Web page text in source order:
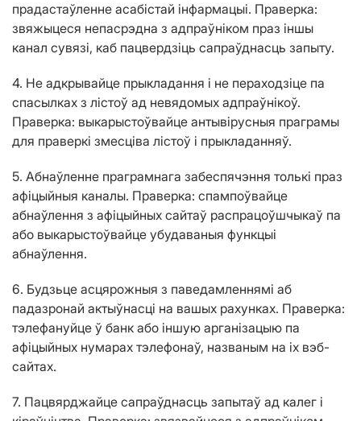
прадастаўленне асабістай інфармацыі. Праверка:
звяжыцеся непасрэдна з адпраўніком праз іншы
канал сувязі, каб пацвердзіць сапраўднасць запыту.
4. Не адкрывайце прыкладання і не пераходзіце па
спасылках з лістоў ад невядомых адпраўнікоў.
Праверка: выкарыстоўвайце антывірусныя праграмы
для праверкі змесціва лістоў і прыкладанняў.
5. Абнаўленне праграмнага забеспячэння толькі праз
афіцыйныя каналы. Праверка: спампоўвайце
абнаўлення з афіцыйных сайтаў распрацоўшчыкаў па
або выкарыстоўвайце убудаваныя функцыі
абнаўлення.
6. Будзьце асцярожныя з паведамленнямі аб
падазронай актыўнасці на вашых рахунках. Праверка:
тэлефануйце ў банк або іншую арганізацыю па
афіцыйных нумарах тэлефонаў, названым на іх вэб-
сайтах.
7. Пацвярджайце сапраўднасць запытаў ад калег і